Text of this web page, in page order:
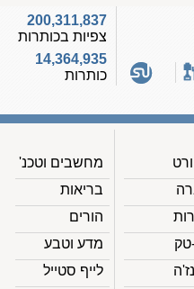
200,311,837
צפיות בכותרות
14,364,935
כותרות
מחשבים וטכנ'
בריאות
הורים
מדע וטבע
לייף סטייל